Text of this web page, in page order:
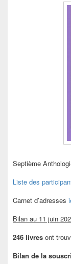
Septième
Liste des
Carnet d’adresses
Bilan au 11 juin
246 livres ont
Bilan de la